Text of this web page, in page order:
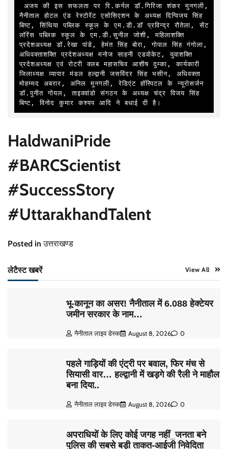
नैनीताल होटल एंड रेस्टोरेंट एसोसिएशन के अध्यक्ष दिग्विजय सिंह
बिष्ट, सिंथिया पब्लिक स्कूल के एम.डी.डॉ प्रविन्द्र रौतेला, सेंट
लॉरेंस पब्लिक स्कूल के एम.डी.सुनील जोशी, महिलाशक्ति
प्रदेशअध्यक्ष डॉ.रेखा पांडे, हेमंत सिंह बोरा, गोपाल सिंह गंगोला,
अधिवक्ताशक्ति प्रदेशअध्यक्ष मनोज साहनी एडवोकेट, युवाशक्ति
प्रदेशअध्यक्ष एवं रोटरी क्लब महासचिव आशीष दुम्का, कार्यकारी
जिलाध्यक्ष व्यापार मंडल हल्द्वानी जसविंदर सिंह भसीन, अधिवक्ता
मोहम्मद अबरार, अनिल मुनगली, रेडिएंट हॉस्पिटल के न्यूरोसर्जन
डॉ.पुनीत गोयल, ताइक्वांडो संगठन के अध्यक्ष चंद्र विजय सिंह
बिष्ट, विनोद कुमार कश्यप आदि ने बधाई दी है।
HaldwaniPride
#BARCScientist
#SuccessStory
#UttarakhandTalent
Posted inउत्तराखण्ड
लेटैस्ट खबरें View All
भू-कानून का असर! नैनीताल में 6.088 हेक्टेयर
जमीन सरकार के नाम…
नैनीताल लाइव डेस्क August 8, 2026 0
पहले गाड़ियों की एंट्री पर बवाल, फिर मंच से
सियासी वार… हल्द्वानी में खड़गे की रैली ने माहौल
बना दिया..
नैनीताल लाइव डेस्क August 8, 2026 0
अपराधियों के लिए कोई जगह नहीं_जनता बने
पुलिस की सबसे बड़ी ताकत-आईजी निवेदिता